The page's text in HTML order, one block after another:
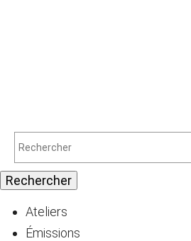
Rechercher
Ateliers
Émissions